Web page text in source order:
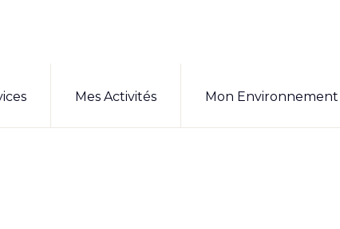
Mes Activités Mon Environnement